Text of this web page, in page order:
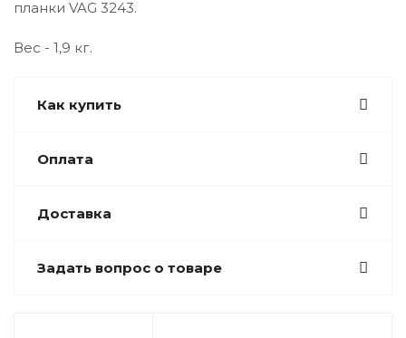
планки VAG 3243.
Вес - 1,9 кг.
Как купить
Оплата
Доставка
Задать вопрос о товаре